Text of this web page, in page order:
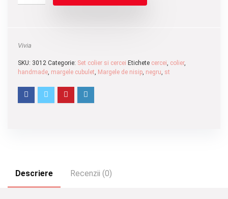
Vivia
SKU: 3012 Categorie: Set colier si cercei Etichete cercei, colier,
handmade, margele cubulet, Margele de nisip, negru, st
Descriere Recenzii (0)